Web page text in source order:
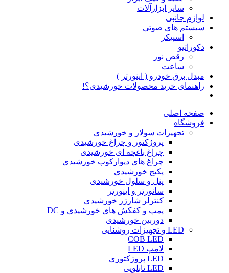
سایر ابزارآلات
لوازم جانبی
سیستم های صوتی
اسپیکر
دکوراتیو
رقص نور
ساعت
مبدل برق خودرو ( اینورتر )
راهنمای خرید محصولات خورشیدی؟!
صفحه اصلی
فروشگاه
تجهیزات سولار و خورشیدی
پروژکتور و چراغ خورشیدی
چراغ باغچه ای خورشیدی
چراغ های دیوارکوب خورشیدی
پکیج خورشیدی
پنل و سلول خورشیدی
سانورتر و اینورتر
کنترلر شارژر خورشیدی
پمپ و کفکش های خورشیدی و DC
دوربین خورشیدی
LED و تجهیزات روشنایی
COB LED
لامپ LED
LED پروژکتوری
LED تابلویی